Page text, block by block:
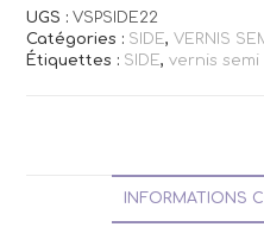
UGS :VSPSIDE22
Catégories : SIDE,VERNIS
Étiquettes : SIDE,vernis
INFORMATIONS